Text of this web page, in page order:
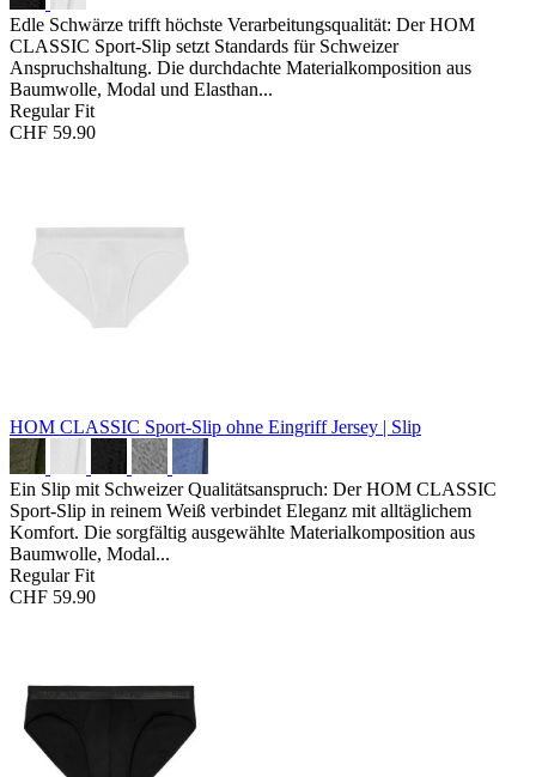
Edle Schwärze trifft höchste Verarbeitungsqualität: Der HOM
CLASSIC Sport-Slip setzt Standards für Schweizer
Anspruchshaltung. Die durchdachte Materialkomposition aus
Baumwolle, Modal und Elasthan...
Regular Fit
CHF 59.90
HOM CLASSIC Sport-Slip ohne EingriffJersey | Slip
Ein Slip mit Schweizer Qualitätsanspruch: Der HOM CLASSIC
Sport-Slip in reinem Weiß verbindet Eleganz mit alltäglichem
Komfort. Die sorgfältig ausgewählte Materialkomposition aus
Baumwolle, Modal...
Regular Fit
CHF 59.90